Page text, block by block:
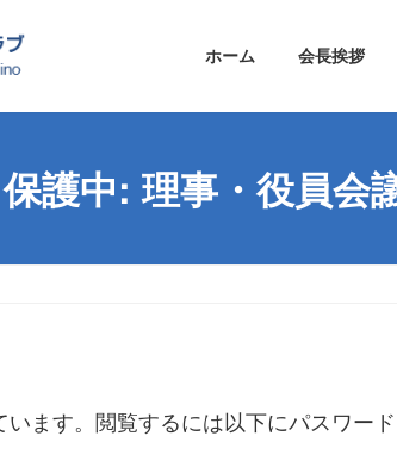
ホーム 会長挨拶
保護中: 理事・役員会
ます。閲覧するには以下にパスワー